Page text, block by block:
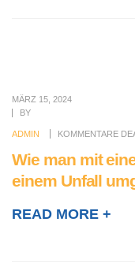
MÄRZ 15, 2024
BY
ADMIN KOMMENTARE
Wie man mit
einem Unfall
READ MORE +